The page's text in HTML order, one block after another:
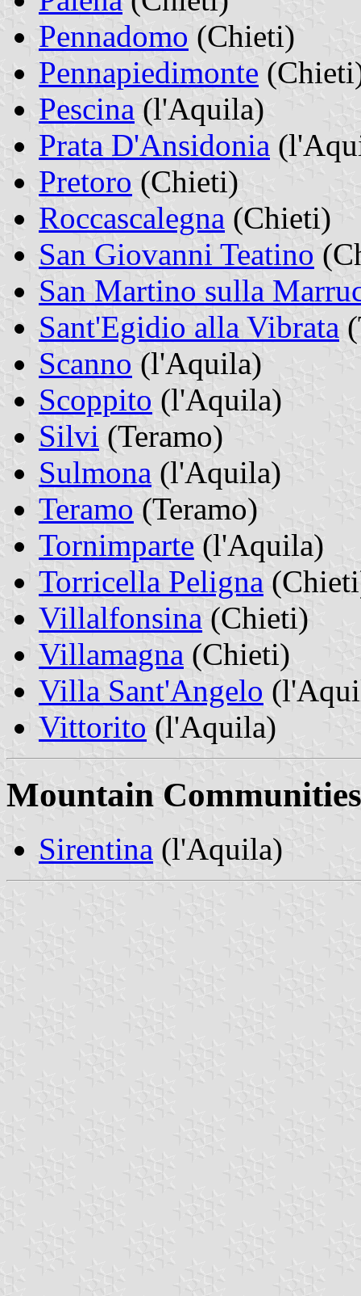
Pennadomo (Chieti)
Pennapiedimonte
Pescina (l'Aquila)
Prata D'Ansidonia
Pretoro (Chieti)
Roccascalegna (Chieti)
San Giovanni Teatino
San Martino sulla
Sant'Egidio alla Vibrata
Scanno (l'Aquila)
Scoppito (l'Aquila)
Silvi (Teramo)
Sulmona (l'Aquila)
Teramo (Teramo)
Tornimparte (l'Aquila)
Torricella Peligna
Villalfonsina (Chieti)
Villamagna (Chieti)
Villa Sant'Angelo
Vittorito (l'Aquila)
Mountain
Sirentina (l'Aquila)